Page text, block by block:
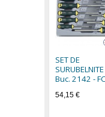
SET DE
Buc. 2142 -
54,15 €